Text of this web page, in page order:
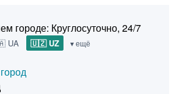
городе: Круглосуточно, 24/7
UA 🇺🇿 UZ ▾ ещё